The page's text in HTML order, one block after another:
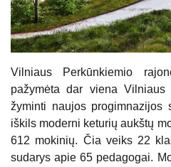
Vilniaus Perkūnkiemio
pažymėta dar viena
žyminti naujos progimnazijos
iškils moderni keturių aukštų
612 mokinių. Čia veiks 22
sudarys apie 65 pedagogai.